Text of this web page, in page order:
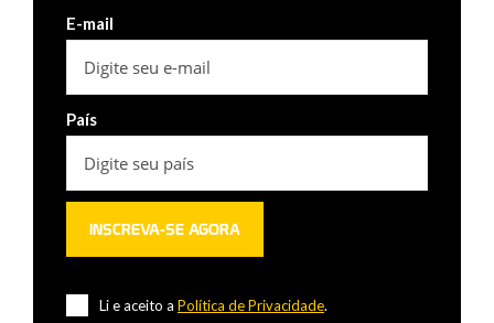
E-mail
País
Li e aceito a Política de Privacidade.